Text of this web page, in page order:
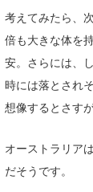
考えてみたら、
倍も大きな体を
安。さらには、
時には落とされ
想像するとさす
オーストラリア
だそうです。
大野
喜納海人
KID
KY
MIN
mitz